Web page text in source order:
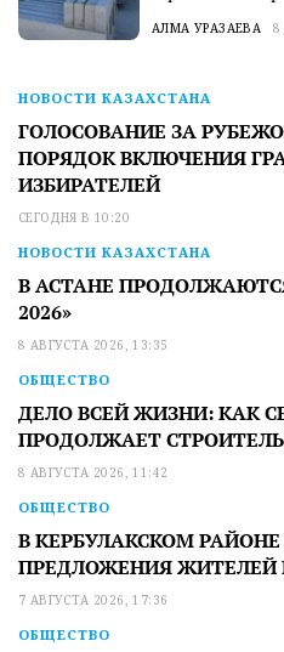
АЛМА УРАЗАЕВА 8
НОВОСТИ КАЗАХСТАНА
ГОЛОСОВАНИЕ ЗА
ПОРЯДОК ВКЛЮЧЕНИЯ
ИЗБИРАТЕЛЕЙ
СЕГОДНЯ В 10:20
НОВОСТИ КАЗАХСТАНА
В АСТАНЕ
2026»
8 АВГУСТА 2026, 13:35
ОБЩЕСТВО
ДЕЛО ВСЕЙ ЖИЗНИ: КАК
ПРОДОЛЖАЕТ
8 АВГУСТА 2026, 11:42
ОБЩЕСТВО
В КЕРБУЛАКСКОМ
ПРЕДЛОЖЕНИЯ ЖИТЕЛЕЙ
7 АВГУСТА 2026, 17:36
ОБЩЕСТВО